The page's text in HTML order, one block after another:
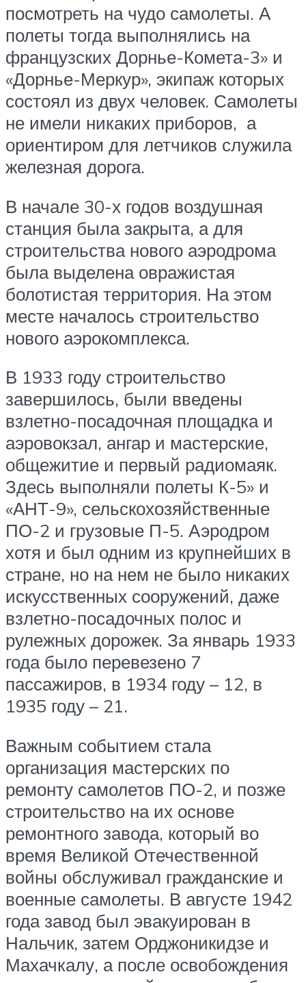
посмотреть на чудо самолеты. А
полеты тогда выполнялись на
французских Дорнье-Комета-3» и
«Дорнье-Меркур», экипаж которых
состоял из двух человек. Самолеты
не имели никаких приборов, а
ориентиром для летчиков служила
железная дорога.
В начале 30-х годов воздушная
станция была закрыта, а для
строительства нового аэродрома
была выделена овражистая
болотистая территория. На этом
месте началось строительство
нового аэрокомплекса.
В 1933 году строительство
завершилось, были введены
взлетно-посадочная площадка и
аэровокзал, ангар и мастерские,
общежитие и первый радиомаяк.
Здесь выполняли полеты К-5» и
«АНТ-9», сельскохозяйственные
ПО-2 и грузовые П-5. Аэродром
хотя и был одним из крупнейших в
стране, но на нем не было никаких
искусственных сооружений, даже
взлетно-посадочных полос и
рулежных дорожек. За январь 1933
года было перевезено 7
пассажиров, в 1934 году – 12, в
1935 году – 21.
Важным событием стала
организация мастерских по
ремонту самолетов ПО-2, и позже
строительство на их основе
ремонтного завода, который во
время Великой Отечественной
войны обслуживал гражданские и
военные самолеты. В августе 1942
года завод был эвакуирован в
Нальчик, затем Орджоникидзе и
Махачкалу, а после освобождения